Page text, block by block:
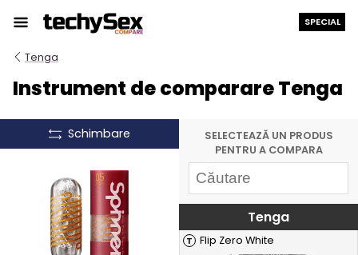
conținut
SPECIAL
Tenga
Instrument de comparare Tenga
SELECTEAZĂ UN PRODUS
PENTRU A COMPARA
Tenga
T Flip Zero White
Schimbare